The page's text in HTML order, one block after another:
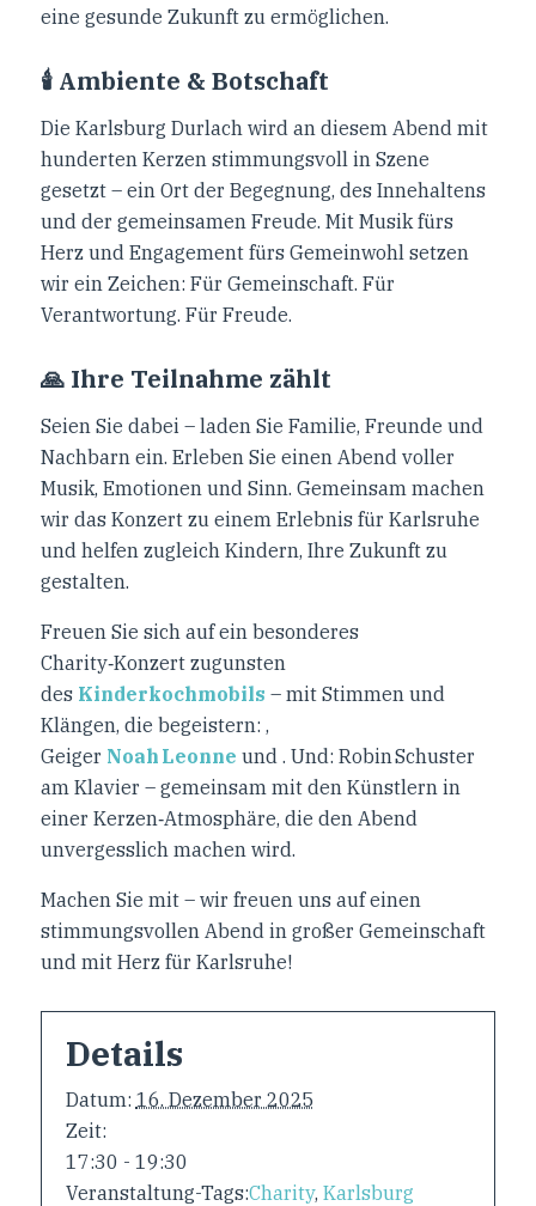
eine gesunde Zukunft zu ermöglichen.
🕯️ Ambiente & Botschaft
Die Karlsburg Durlach wird an diesem Abend mit
hunderten Kerzen stimmungsvoll in Szene
gesetzt – ein Ort der Begegnung, des Innehaltens
und der gemeinsamen Freude. Mit Musik fürs
Herz und Engagement fürs Gemeinwohl setzen
wir ein Zeichen: Für Gemeinschaft. Für
Verantwortung. Für Freude.
🙏 Ihre Teilnahme zählt
Seien Sie dabei – laden Sie Familie, Freunde und
Nachbarn ein. Erleben Sie einen Abend voller
Musik, Emotionen und Sinn. Gemeinsam machen
wir das Konzert zu einem Erlebnis für Karlsruhe
und helfen zugleich Kindern, Ihre Zukunft zu
gestalten.
Freuen Sie sich auf ein besonderes
Charity‑Konzert zugunsten
des Kinderkochmobils – mit Stimmen und
Klängen, die begeistern: ,
Geiger Noah Leonne und . Und: Robin Schuster
am Klavier – gemeinsam mit den Künstlern in
einer Kerzen‑Atmosphäre, die den Abend
unvergesslich machen wird.
Machen Sie mit – wir freuen uns auf einen
stimmungsvollen Abend in großer Gemeinschaft
und mit Herz für Karlsruhe!
Details
Datum: 16. Dezember 2025
Zeit:
17:30 - 19:30
Veranstaltung-Tags:Charity, Karlsburg